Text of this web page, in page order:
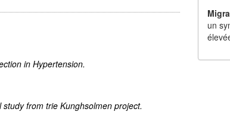
in Hypertension.
from trie Kunghsolmen project.
un